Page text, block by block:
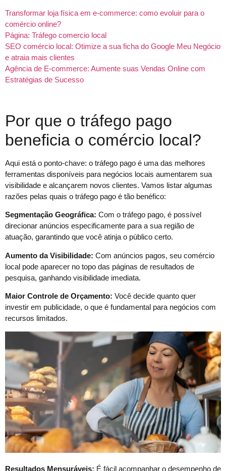
Transformar loja física em e-commerce: como evoluir para o
comércio online?
Página: Tráfego comercio local
SEO comércio local: Otimize a sua ficha do Google Meu Negócio
e atraia mais clientes
Agência de E-commerce: Aumente suas Vendas Online com
Estratégias de Sucesso
Por que o tráfego pago
beneficia o comércio local?
Aqui está o ponto-chave: o tráfego pago é uma das melhores
ferramentas disponíveis para negócios locais aumentarem sua
visibilidade e alcançarem novos clientes. Vamos listar algumas
razões pelas quais o tráfego pago é tão benéfico:
Segmentação Geográfica: Com o tráfego pago, é possível
direcionar anúncios especificamente para a sua região de
atuação, garantindo que você atinja o público certo.
Aumento da Visibilidade: Com anúncios pagos, seu comércio
local pode aparecer no topo das páginas de resultados de
pesquisa, ganhando visibilidade imediata.
Maior Controle de Orçamento: Você decide quanto quer
investir em publicidade, o que é fundamental para negócios com
recursos limitados.
Resultados Mensuráveis: É fácil acompanhar o desempenho de